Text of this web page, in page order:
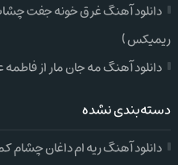
دانلود آهنگ غرق خونه جفت
ریمیکس )
دانلود آهنگ مه جان مار از
دسته‌بندی نشده
دانلود آهنگ ریه ام داغان